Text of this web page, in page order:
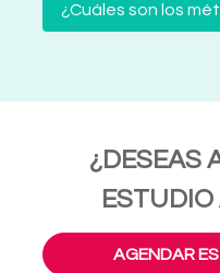
¿Cuáles son los
¿DESEAS
AGENDAR